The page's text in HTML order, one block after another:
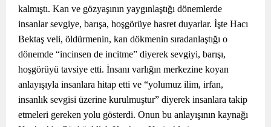
kalmıştı. Kan ve gözyaşının yaygınlaştığı dönemlerde
insanlar sevgiye, barışa, hoşgörüye hasret duyarlar. İşte Hacı
Bektaş veli, öldürmenin, kan dökmenin sıradanlaştığı o
dönemde “incinsen de incitme” diyerek sevgiyi, barışı,
hoşgörüyü tavsiye etti. İnsanı varlığın merkezine koyan
anlayışıyla insanlara hitap etti ve “yolumuz ilim, irfan,
insanlık sevgisi üzerine kurulmuştur” diyerek insanlara takip
etmeleri gereken yolu gösterdi. Onun bu anlayışının kaynağı